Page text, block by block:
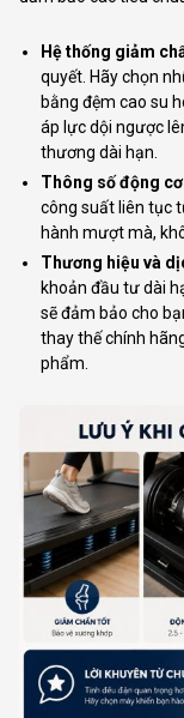
Hệ thống giảm
quyết. Hãy chọn
bằng đệm cao su
áp lực dội ngược
thương dài hạn.
Thông số động
công suất liên tục
hành mượt mà,
Thương hiệu và
khoản đầu tư dài
sẽ đảm bảo cho
thay thế chính
phẩm.